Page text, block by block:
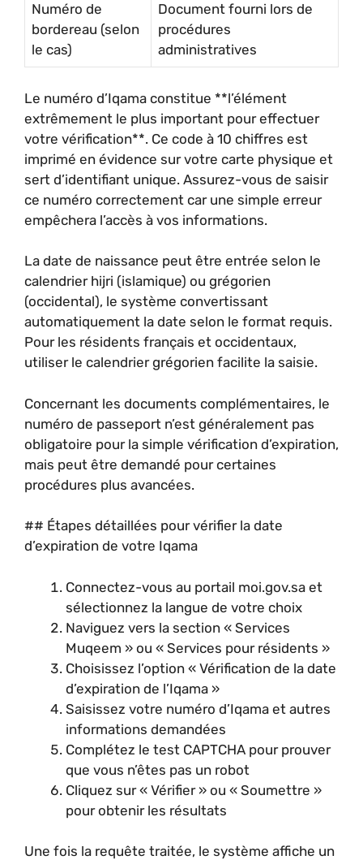
Numéro de
bordereau (selon
le cas)
Document fourni lors de
procédures
administratives
Le numéro d’Iqama constitue **l’élément
extrêmement le plus important pour effectuer
votre vérification**. Ce code à 10 chiffres est
imprimé en évidence sur votre carte physique et
sert d’identifiant unique. Assurez-vous de saisir
ce numéro correctement car une simple erreur
empêchera l’accès à vos informations.
La date de naissance peut être entrée selon le
calendrier hijri (islamique) ou grégorien
(occidental), le système convertissant
automatiquement la date selon le format requis.
Pour les résidents français et occidentaux,
utiliser le calendrier grégorien facilite la saisie.
Concernant les documents complémentaires, le
numéro de passeport n’est généralement pas
obligatoire pour la simple vérification d’expiration,
mais peut être demandé pour certaines
procédures plus avancées.
## Étapes détaillées pour vérifier la date
d’expiration de votre Iqama
Connectez-vous au portail moi.gov.sa et
sélectionnez la langue de votre choix
Naviguez vers la section « Services
Muqeem » ou « Services pour résidents »
Choisissez l’option « Vérification de la date
d’expiration de l’Iqama »
Saisissez votre numéro d’Iqama et autres
informations demandées
Complétez le test CAPTCHA pour prouver
que vous n’êtes pas un robot
Cliquez sur « Vérifier » ou « Soumettre »
pour obtenir les résultats
Une fois la requête traitée, le système affiche un